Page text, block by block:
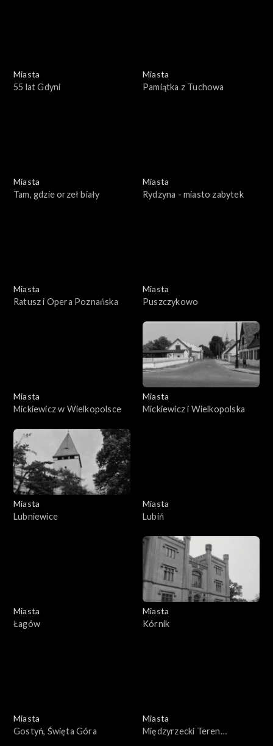
Miasta
55 lat Gdyni
Miasta
Pamiątka z Tuchowa
Miasta
Tam, gdzie orzeł biały
Miasta
Rydzyna - miasto zabytek
Miasta
Ratusz i Opera Poznańska
Miasta
Puszczykowo
Miasta
Mickiewicz w Wielkopolsce
Miasta
Mickiewicz i Wielkopolska
Miasta
Lubniewice
Miasta
Lubiń
Miasta
Łagów
Miasta
Kórnik
Miasta
Gostyń, Święta Góra
Miasta
Międzyrzecki Teren